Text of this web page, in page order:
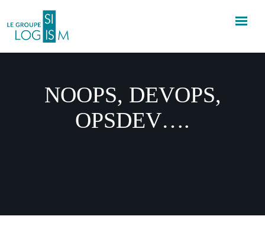
NOOPS, DEVOPS,
OPSDEV….